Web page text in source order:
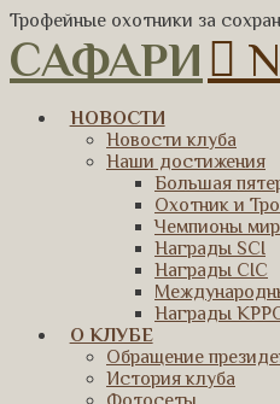
Трофейные охотники за
САФАРИ
НОВОСТИ
Новости клуба
Наши достижения
Большая
Охотник и
Чемпионы
Награды SCI
Награды CIC
Награды
О КЛУБЕ
Обращение
История клуба